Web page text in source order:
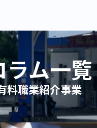
ラム一覧
料職業紹介事業